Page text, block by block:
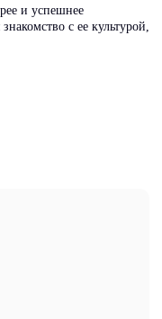
и успешнее
с ее культурой,